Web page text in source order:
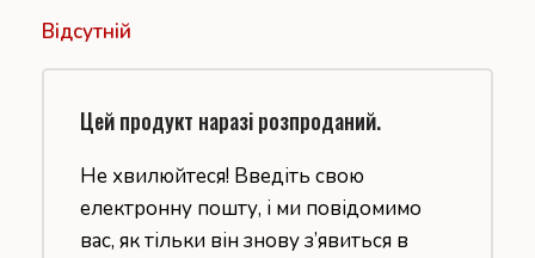
Відсутній
Цей продукт наразі розпроданий.
Не хвилюйтеся! Введіть свою
електронну пошту, і ми повідомимо
вас, як тільки він знову з’явиться в